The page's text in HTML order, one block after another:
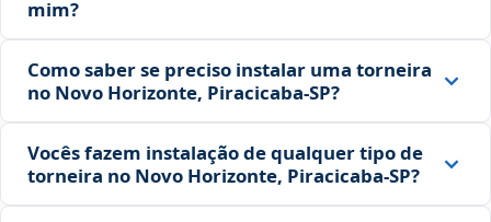
mim?
Como saber se preciso instalar uma torneira
no Novo Horizonte, Piracicaba‑SP?
Vocês fazem instalação de qualquer tipo de
torneira no Novo Horizonte, Piracicaba‑SP?